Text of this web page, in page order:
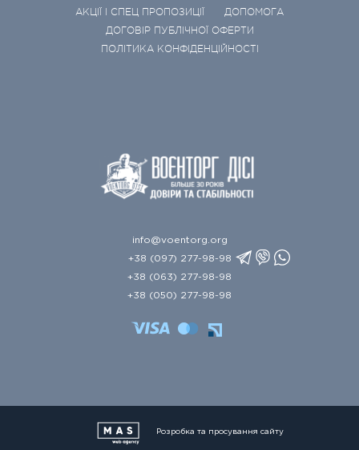
АКЦІЇ І СПЕЦ ПРОПОЗИЦІЇ
ДОПОМОГА
ДОГОВІР ПУБЛІЧНОЇ ОФЕРТИ
ПОЛІТИКА КОНФІДЕНЦІЙНОСТІ
info@voentorg.org
+38 (097) 277-98-98
+38 (063) 277-98-98
+38 (050) 277-98-98
Розробка та просування сайту